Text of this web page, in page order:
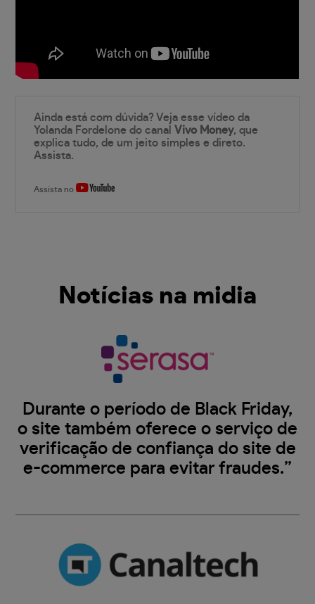
Ainda está com dúvida? Veja esse vídeo da
Yolanda Fordelone do canal Vivo Money, que
explica tudo, de um jeito simples e direto.
Assista.
Assista no
Notícias na midia
Durante o período de Black Friday,
o site também oferece o serviço de
verificação de confiança do site de
e-commerce para evitar fraudes.”